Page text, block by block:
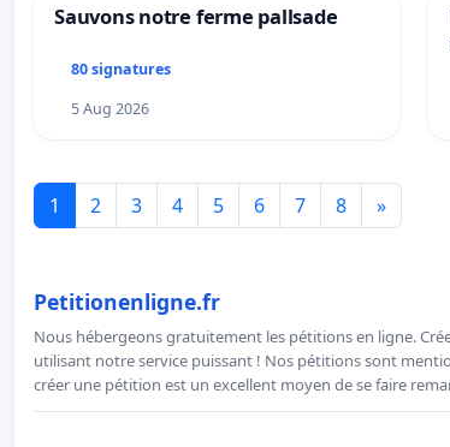
Sauvons notre ferme pallsade
80 signatures
5 Aug 2026
1 2 3 4 5 6 7 8 »
Petitionenligne.fr
Nous hébergeons gratuitement les pétitions en ligne.
utilisant notre service puissant ! Nos pétitions sont
créer une pétition est un excellent moyen de se faire